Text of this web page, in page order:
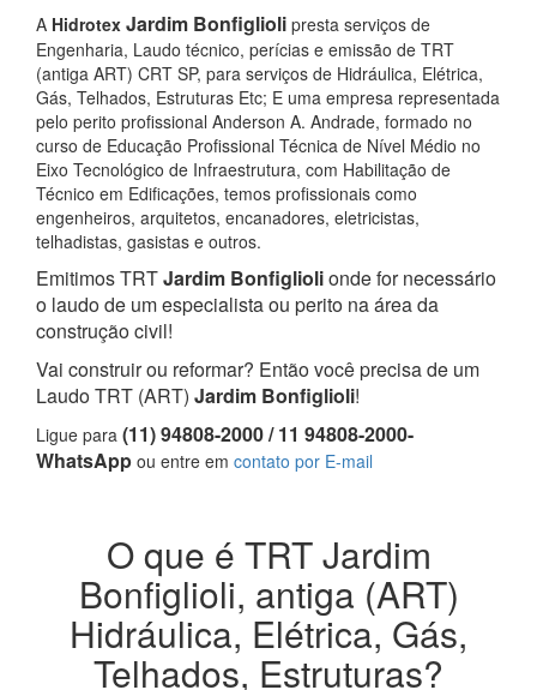
A Hidrotex Jardim Bonfiglioli presta serviços de
Engenharia, Laudo técnico, perícias e emissão de TRT
(antiga ART) CRT SP, para serviços de Hidráulica, Elétrica,
Gás, Telhados, Estruturas Etc; E uma empresa representada
pelo perito profissional Anderson A. Andrade, formado no
curso de Educação Profissional Técnica de Nível Médio no
Eixo Tecnológico de Infraestrutura, com Habilitação de
Técnico em Edificações, temos profissionais como
engenheiros, arquitetos, encanadores, eletricistas,
telhadistas, gasistas e outros.
Emitimos TRTJardim Bonfigliolionde for necessário
o laudo de um especialista ou perito na área da
construção civil!
Vai construir ou reformar? Então você precisa de um
Laudo TRT (ART) Jardim Bonfiglioli!
Ligue para (11) 94808-2000 / 11 94808-2000-
WhatsApp ou entre em contato por E-mail
O que é TRT Jardim
Bonfiglioli, antiga (ART)
Hidráulica, Elétrica, Gás,
Telhados, Estruturas?